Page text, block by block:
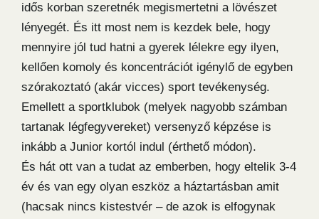
idős korban szeretnék megismertetni a lövészet
lényegét. És itt most nem is kezdek bele, hogy
mennyire jól tud hatni a gyerek lélekre egy ilyen,
kellően komoly és koncentrációt igénylő de egyben
szórakoztató (akár vicces) sport tevékenység.
Emellett a sportklubok (melyek nagyobb számban
tartanak légfegyvereket) versenyző képzése is
inkább a Junior kortól indul (érthető módon).
És hát ott van a tudat az emberben, hogy eltelik 3-4
év és van egy olyan eszköz a háztartásban amit
(hacsak nincs kistestvér – de azok is elfogynak